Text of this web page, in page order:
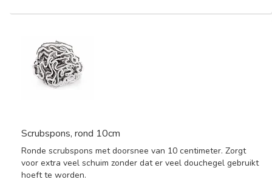
Scrubspons, rond 10cm
Ronde scrubspons met doorsnee van 10 centimeter. Zorgt
voor extra veel schuim zonder dat er veel douchegel gebruikt
hoeft te worden.